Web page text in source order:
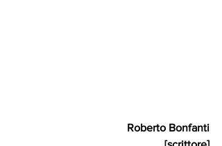
Roberto Bonfanti